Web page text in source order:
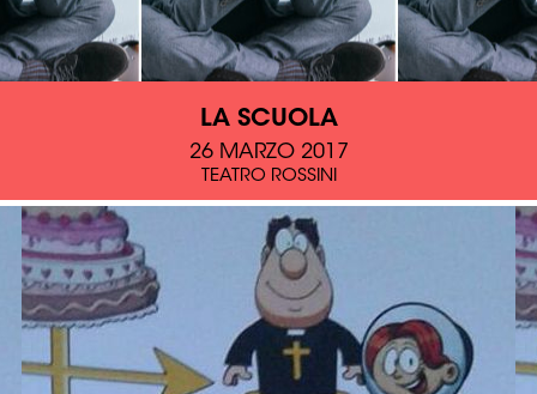
LA SCUOLA
26 MARZO 2017
TEATRO ROSSINI